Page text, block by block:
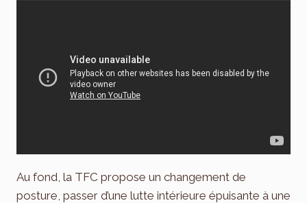
Au fond, la TFC propose un changement de
posture, passer d’une lutte intérieure épuisante à une